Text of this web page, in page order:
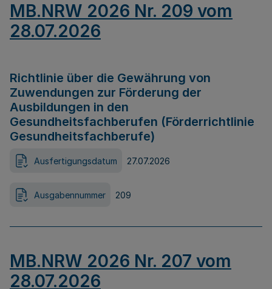
MB.NRW 2026 Nr. 209 vom
28.07.2026
Richtlinie über die Gewährung von
Zuwendungen zur Förderung der
Ausbildungen in den
Gesundheitsfachberufen (Förderrichtlinie
Gesundheitsfachberufe)
Ausfertigungsdatum 27.07.2026
Ausgabennummer 209
MB.NRW 2026 Nr. 207 vom
28.07.2026